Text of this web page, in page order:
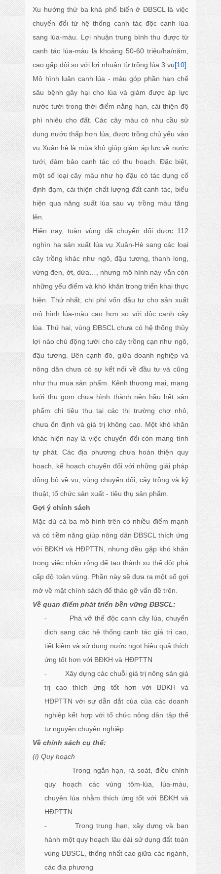
Xu hướng thứ ba khá phổ biến ở ĐBSCL là việc
chuyển đổi từ hệ thống canh tác độc canh lúa
sang lúa-màu. Lợi nhuận trung bình thu được từ
canh tác lúa-màu là khoảng 50-60 triệu/ha/năm,
cao gấp đôi so với lợi nhuận từ trồng lúa 3 vụ[10]
Mô hình luân canh lúa - màu góp phần hạn chế
sâu bệnh gây hại cho lúa và giảm được áp lực
nước tưới trong thời điểm nắng hạn, cải thiện độ
phì nhiêu cho đất. Các cây màu có nhu cầu sử
dụng nước thấp hơn lúa, được trồng chủ yếu vào
vụ Xuân hè là mùa khô giúp giảm áp lực về nước
tưới, đảm bảo canh tác có thu hoạch. Đặc biệt,
một số loại cây màu như họ đậu có tác dụng cố
định đạm, cải thiện chất lượng đất canh tác, biểu
hiện qua năng suất lúa sau vụ trồng màu tăng
lên.
Hiện nay, toàn vùng đã chuyển đổi được 112
nghìn ha sản xuất lúa vụ Xuân-Hè sang các loại
cây trồng khác như ngô, đậu tương, thanh long,
vừng đen, ớt, dứa…, nhưng mô hình này vẫn còn
những yếu điểm và khó khăn trong triển khai thực
hiện. Thứ nhất, chi phí vốn đầu tư cho sản xuất
mô hình lúa-màu cao hơn so với độc canh cây
lúa. Thứ hai, vùng ĐBSCL chưa có hệ thống thủy
lợi nào chủ động tưới cho cây trồng cạn như ngô,
đậu tương. Bên cạnh đó, giữa doanh nghiệp và
nông dân chưa có sự kết nối về đầu tư và cũng
như thu mua sản phẩm. Kênh thương mại, mạng
lưới thu gom chưa hình thành nên hầu hết sản
phẩm chỉ tiêu thụ tại các thị trường chợ nhỏ,
chưa ổn định và giá trị không cao. Một khó khăn
khác hiện nay là việc chuyển đổi còn mang tính
tự phát. Các địa phương chưa hoàn thiện quy
hoạch, kế hoạch chuyển đổi với những giải pháp
đồng bộ về vụ, vùng chuyển đổi, cây trồng và kỹ
thuật, tổ chức sản xuất - tiêu thụ sản phẩm.
Gợi ý chính sách
Mặc dù cả ba mô hình trên có nhiều điểm mạnh
và có tiềm năng giúp nông dân ĐBSCL thích ứng
với BĐKH và HĐPTTN, nhưng đều gặp khó khăn
trong việc nhân rộng để tạo thành xu thế đột phá
cấp độ toàn vùng. Phần này sẽ đưa ra một số gợi
mở về mặt chính sách để tháo gỡ vấn đề trên.
Về quan điểm phát triển bền vững ĐBSCL:
- Phá vỡ thế độc canh cây lúa, chuyển
dịch sang các hệ thống canh tác giá trị cao,
tiết kiệm và sử dụng nước ngọt hiệu quả thích
ứng tốt hơn với BĐKH và HĐPTTN
- Xây dựng các chuỗi giá trị nông sản giá
trị cao thích ứng tốt hơn với BĐKH và
HĐPTTN với sự dẫn dắt của của các doanh
nghiệp kết hợp với tổ chức nông dân tập thể
tự nguyện chuyên nghiệp
Về chính sách cụ thể:
(i) Quy hoạch
- Trong ngắn hạn, rà soát, điều chỉnh
quy hoạch các vùng tôm-lúa, lúa-màu,
chuyên lúa nhằm thích ứng tốt với BĐKH và
HĐPTTN
- Trong trung hạn, xây dựng và ban
hành một quy hoạch lâu dài sử dụng đất toàn
vùng ĐBSCL, thống nhất cao giữa các ngành,
các địa phương